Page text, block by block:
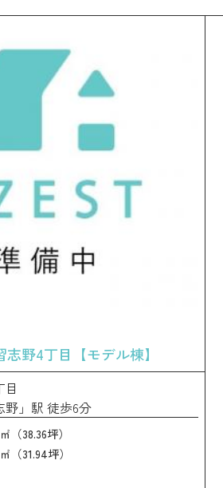
野4丁目【モデル棟】
野」駅 徒歩6分
（38.36坪）
（31.94坪）